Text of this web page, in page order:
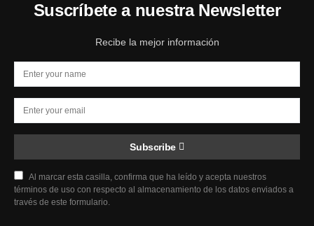
Suscríbete a nuestra Newsletter
Recibe la mejor información
Subscribe
Al marcar esta casilla, confirma que ha leído y acepta nuestros
términos de uso con respecto al almacenamiento de los datos enviados a
través de este formulario.